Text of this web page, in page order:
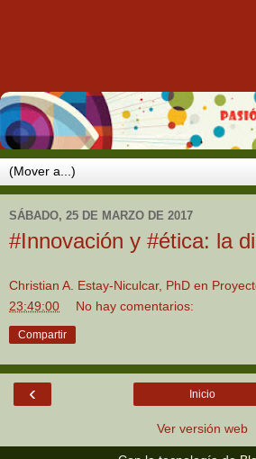
SÁBADO, 25 DE MARZO DE 2017
#Innovación y #ética: la
Christian A. Estay-Niculcar, PhD en
23:49:00
No hay comentarios:
Compartir
‹ Inicio
Ver versión web